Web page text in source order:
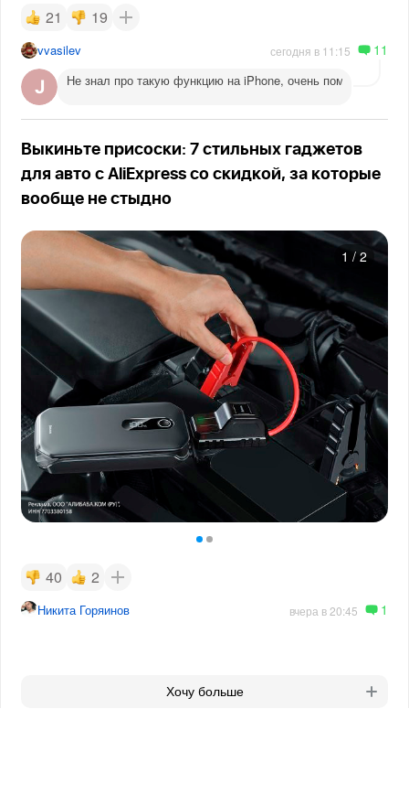
21 19
vvasilev сегодня в 11:15 11
Не знал про такую функцию на iPhone, очень помогает
Выкиньте присоски: 7 стильных гаджетов
для авто с AliExpress со скидкой, за которые
вообще не стыдно
1 / 2
40 2
Никита Горяинов вчера в 20:45 1
Хочу больше